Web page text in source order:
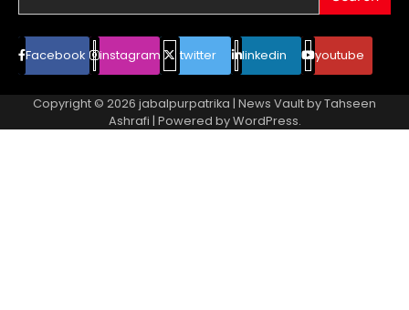
Facebook instagram twitter linkedin youtube
Copyright © 2026 jabalpurpatrika | News Vault byTahseen
Ashrafi | Powered byWordPress.